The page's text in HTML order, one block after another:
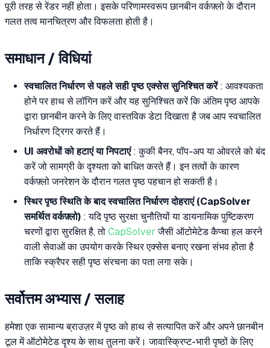
पूरी तरह से रेंडर नहीं होता। इसके परिणामस्वरूप छानबीन वर्कफ़्लो के दौरान
गलत तत्व मानचित्रण और विफलता होती है।
समाधान / विधियां
स्वचालित निर्धारण से पहले सही पृष्ठ एक्सेस सुनिश्चित करें: आवश्यकता
होने पर हाथ से लॉगिन करें और यह सुनिश्चित करें कि अंतिम पृष्ठ आपके
द्वारा छानबीन करने के लिए वास्तविक डेटा दिखाता है जब आप स्वचालित
निर्धारण ट्रिगर करते हैं।
UI अवरोधों को हटाएं या निपटाएं: कुकी बैनर, पॉप-अप या ओवरले को बंद
करें जो सामग्री के दृश्यता को बाधित करते हैं। इन तत्वों के कारण
वर्कफ़्लो जनरेशन के दौरान गलत पृष्ठ पहचान हो सकती है।
स्थिर पृष्ठ स्थिति के बाद स्वचालित निर्धारण दोहराएं (CapSolver
समर्थित वर्कफ़्लो) : यदि पृष्ठ सुरक्षा चुनौतियों या डायनामिक पुष्टिकरण
चरणों द्वारा सुरक्षित है, तो CapSolver जैसी ऑटोमेटेड कैप्चा हल करने
वाली सेवाओं का उपयोग करके स्थिर एक्सेस बनाए रखना संभव होता है
ताकि स्क्रैपर सही पृष्ठ संरचना का पता लगा सके।
सर्वोत्तम अभ्यास / सलाह
हमेशा एक सामान्य ब्राउज़र में पृष्ठ को हाथ से सत्यापित करें और अपने छानबीन
टूल में ऑटोमेटेड दृश्य के साथ तुलना करें। जावास्क्रिप्ट-भारी पृष्ठों के लिए